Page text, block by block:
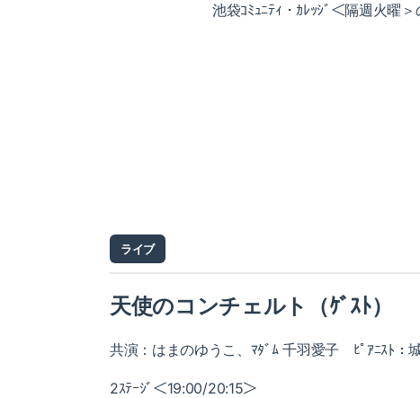
池袋ｺﾐｭﾆﾃｨ・ｶﾚｯｼﾞ＜隔週火曜
ライブ
天使のコンチェルト（ｹﾞｽﾄ）
共演：はまのゆうこ、ﾏﾀﾞﾑ 千羽愛子 ﾋﾟｱﾆｽﾄ：
2ｽﾃｰｼﾞ＜19:00/20:15＞